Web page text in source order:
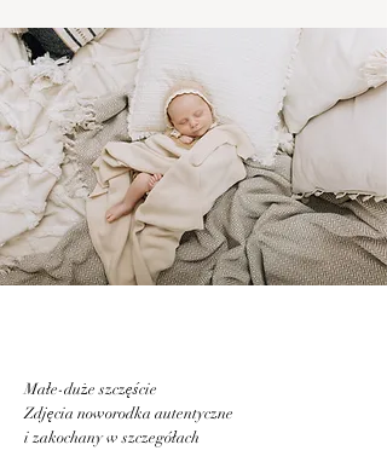
Małe-duże szczęście
Zdjęcia noworodka autentyczne
i zakochany w szczegółach